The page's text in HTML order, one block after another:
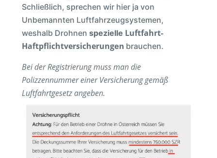
Schließlich, sprechen wir hier ja von
Unbemannten Luftfahrzeugsystemen,
weshalb Drohnen spezielle Luftfahrt-
Haftpflichtversicherungen brauchen.
Bei der Registrierung muss man die
Polizzennummer einer Versicherung gemäß
Luftfahrtgesetz angeben.